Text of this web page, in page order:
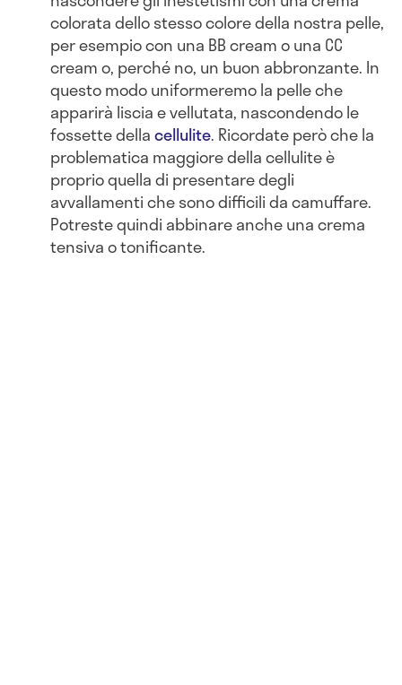
colorata dello stesso colore della nostra pelle,
per esempio con una BB cream o una CC
cream o, perché no, un buon abbronzante. In
questo modo uniformeremo la pelle che
apparirà liscia e vellutata, nascondendo le
fossette dellacellulite. Ricordate però che la
problematica maggiore della cellulite è
proprio quella di presentare degli
avvallamenti che sono difficili da camuffare.
Potreste quindi abbinare anche una crema
tensiva o tonificante.